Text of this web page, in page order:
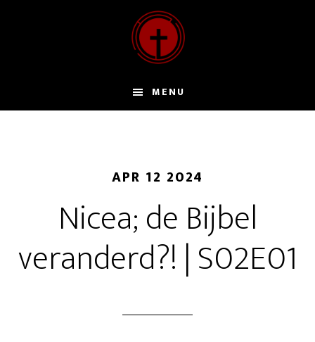
MENU
APR 12 2024
Nicea; de Bijbel
veranderd?! | S02E01